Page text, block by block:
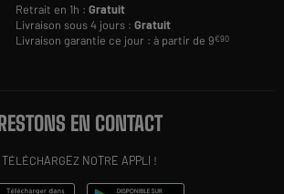
Retrait en 1h :Gratuit
Livraison sous 4 jours :Gratuit
Livraison garantie ce jour : à partir de 9€90
RESTONS EN CONTACT
TÉLÉCHARGEZ NOTRE APPLI !